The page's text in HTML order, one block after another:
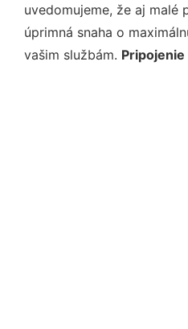
uvedomujeme, že aj
úprimná snaha o
vašim službám.